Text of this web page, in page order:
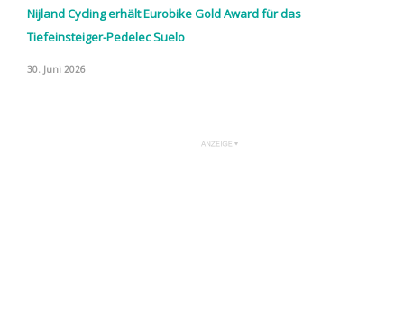
Nijland Cycling erhält Eurobike Gold Award für das
Tiefeinsteiger-Pedelec Suelo
30. Juni 2026